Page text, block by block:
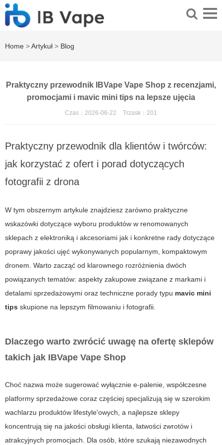
Home >Artykuł > Blog
Praktyczny przewodnik IBVape Vape Shop z recenzjami,
promocjami i mavic mini tips na lepsze ujęcia
Czas：2026-06-22 Trzask： 201
Praktyczny przewodnik dla klientów i twórców:
jak korzystać z ofert i porad dotyczących
fotografii z drona
W tym obszernym artykule znajdziesz zarówno praktyczne
wskazówki dotyczące wyboru produktów w renomowanych
sklepach z elektroniką i akcesoriami jak i konkretne rady dotyczące
poprawy jakości ujęć wykonywanych popularnym, kompaktowym
dronem. Warto zacząć od klarownego rozróżnienia dwóch
powiązanych tematów: aspekty zakupowe związane z markami i
detalami sprzedażowymi oraz techniczne porady typu mavic mini
tips skupione na lepszym filmowaniu i fotografii.
Dlaczego warto zwrócić uwagę na ofertę sklepów
takich jak IBVape Vape Shop
Choć nazwa może sugerować wyłącznie e‑palenie, współczesne
platformy sprzedażowe coraz częściej specjalizują się w szerokim
wachlarzu produktów lifestyle'owych, a najlepsze sklepy
koncentrują się na jakości obsługi klienta, łatwości zwrotów i
atrakcyjnych promocjach. Dla osób, które szukają niezawodnych